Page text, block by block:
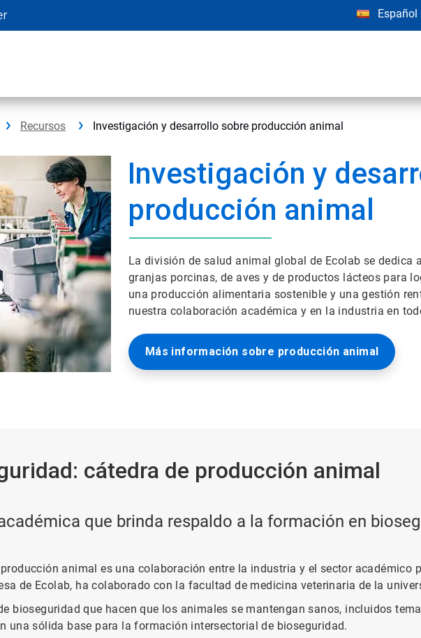
Español
Recursos Investigación y desarrollo sobre producción animal
Investigación y
producción animal
La división de salud animal global de Ecolab se dedica
granjas porcinas, de aves y de productos lácteos para
una producción alimentaria sostenible y una gestión
nuestra colaboración académica y en la industria en
Más información sobre producción animal
cátedra de producción animal
que brinda respaldo a la formación en
animal es una colaboración entre la industria y el sector
de Ecolab, ha colaborado con la facultad de medicina veterinaria de la
bioseguridad que hacen que los animales se mantengan sanos, incluidos
una sólida base para la formación intersectorial de bioseguridad.